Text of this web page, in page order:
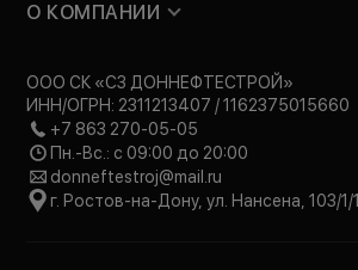
О КОМПАНИИ
ООО СК «СЗ ДОННЕФТЕСТРОЙ»
ИНН/ОГРН: 2311213407 / 1162375015660
+7 863 270-05-05
Пн.-Вс.: с 09:00 до 20:00
donneftestroj@mail.ru
г. Ростов-на-Дону, ул. Нансена, 103/1/1